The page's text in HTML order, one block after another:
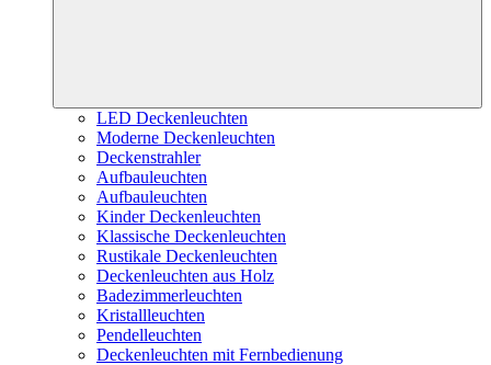
LED Deckenleuchten
Moderne Deckenleuchten
Deckenstrahler
Aufbauleuchten
Aufbauleuchten
Kinder Deckenleuchten
Klassische Deckenleuchten
Rustikale Deckenleuchten
Deckenleuchten aus Holz
Badezimmerleuchten
Kristallleuchten
Pendelleuchten
Deckenleuchten mit Fernbedienung